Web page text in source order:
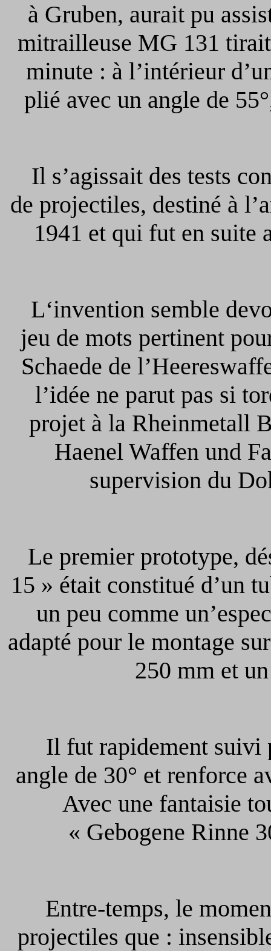
à Gruben, aurait pu
mitrailleuse MG 131
minute : à l’intérieur
plié avec un angle de
Il s’agissait des tests
de projectiles, destiné à
1941 et qui fut en suite
L‘invention semble
jeu de mots pertinent
Schaede de
l’idée ne parut pas si
projet à la Rheinmetall
Haenel Waffen und
supervision du
Le premier prototype,
15 » était constitué d’un
un peu comme
adapté pour le montage
250 mm et
Il fut rapidement suivi
angle de 30° et renforce
Avec une fantaisie
« Gebogene Rinne
Entre-temps, le
projectiles que :